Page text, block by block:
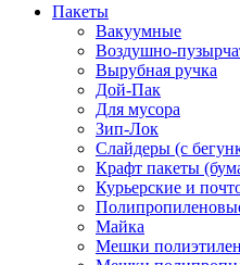
Пакеты
Вакуумные
Воздушно-
Вырубная ручка
Дой-Пак
Для мусора
Зип-Лок
Слайдеры (с
Крафт пакеты
Курьерские и
Майка
Мешки